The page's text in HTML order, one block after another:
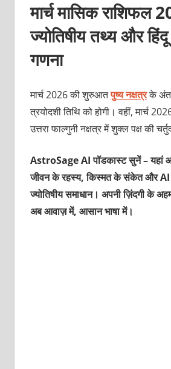
मार्च मासिक राशिफल
ज्योतिषीय तथ्य और
गणना
मार्च 2026 की शुरुआतपुष्‍य नक्षत्रके
त्रयोदशी तिथि को होगी। वहीं, मार्च
उत्तरा फाल्‍गुनी नक्षत्र में शुक्‍ल पक्ष की
AstroSage AI पॉडकास्ट सुनें – यहां
जीवन के रहस्य, किस्मत के संकेत और AI
ज्योतिषीय समाधान। अपनी ज़िंदगी के
अब आवाज़ में, आसान भाषा में।